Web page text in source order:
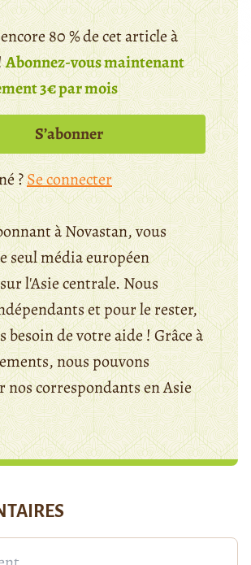
80 % de cet article à
Abonnez-vous maintenant
3€ par mois
S’abonner
?Se connecter
à Novastan, vous
seul média européen
l'Asie centrale. Nous
et pour le rester,
besoin de votre aide ! Grâce à
nous pouvons
nos correspondants en Asie